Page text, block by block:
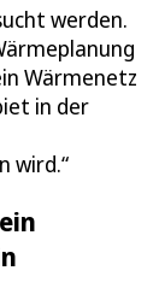
werden.
Wärmenetz
in der
wird.“